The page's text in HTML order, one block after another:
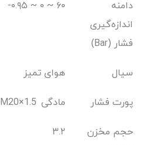
دامنه
اندازه‌گیری
فشار (Bar)
-۰.۹۵ ~ ۰ ~ ۶۰
سیال هوای تمیز
پورت فشار مادگی M20×1.5
حجم مخزن
۳.۲